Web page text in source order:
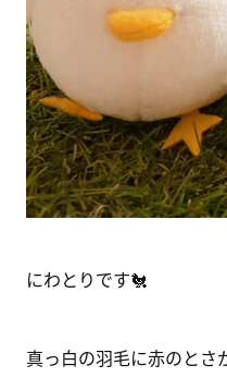
にわとりです🐔
真っ白の羽毛に赤のとさ